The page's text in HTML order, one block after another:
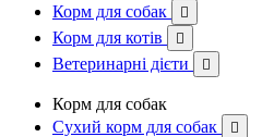
Корм для собак

Корм для котів 
Ветеринарні дієти 
Корм для собак
Сухий корм для собак
